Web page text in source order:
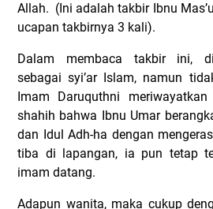
Allah. (Ini adalah takbir Ibnu
ucapan takbirnya 3 kali).
Dalam membaca takbir ini,
sebagai syi’ar Islam, namun
Imam Daruquthni
shahih bahwa Ibnu Umar
dan Idul Adh-ha dengan
tiba di lapangan, ia pun tetap
imam datang.
Adapun wanita, maka cukup